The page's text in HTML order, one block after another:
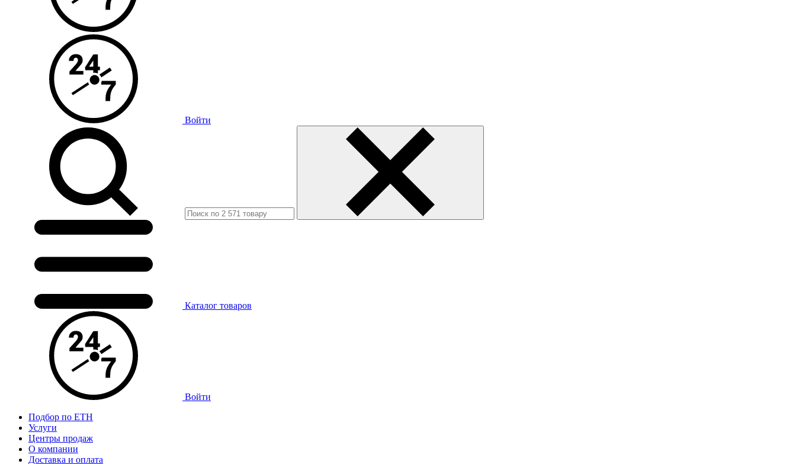
Войти
Каталог товаров
Войти
Подбор по ЕТН
Услуги
Центры продаж
О компании
Доставка и оплата